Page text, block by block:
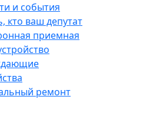
и события
кто ваш депутат
приемная
ремонт